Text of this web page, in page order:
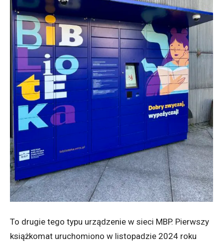
To drugie tego typu urządzenie w sieci MBP. Pierwszy
książkomat uruchomiono w listopadzie 2024 roku